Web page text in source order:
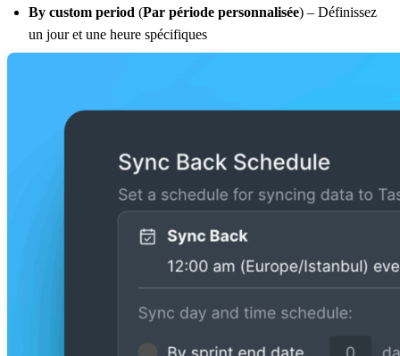
By custom period (Par période personnalisée) – Définissez
un jour et une heure spécifiques